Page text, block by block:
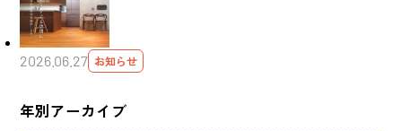
2026.06.27 お知らせ
年別アーカイブ